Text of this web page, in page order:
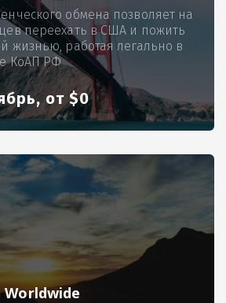
обмена позволяет на
переехать в США и пожить
жизнью, работая легально в
КоАП РФ
от $0
Worldwide